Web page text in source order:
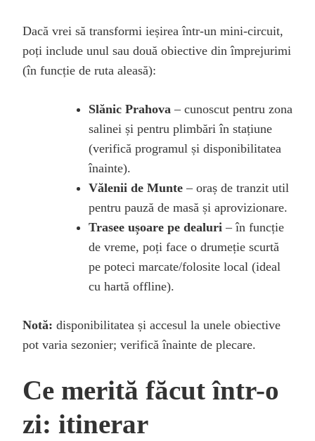
Dacă vrei să transformi ieșirea într-un mini-circuit,
poți include unul sau două obiective din împrejurimi
(în funcție de ruta aleasă):
Slănic Prahova – cunoscut pentru zona
salinei și pentru plimbări în stațiune
(verifică programul și disponibilitatea
înainte).
Vălenii de Munte – oraș de tranzit util
pentru pauză de masă și aprovizionare.
Trasee ușoare pe dealuri – în funcție
de vreme, poți face o drumeție scurtă
pe poteci marcate/folosite local (ideal
cu hartă offline).
Notă: disponibilitatea și accesul la unele obiective
pot varia sezonier; verifică înainte de plecare.
Ce merită făcut într-o
zi: itinerar